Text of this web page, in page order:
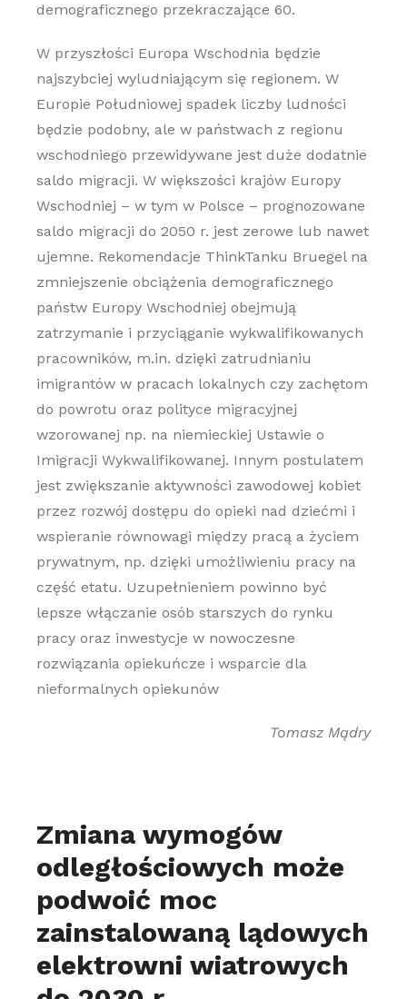
demograficznego przekraczające 60.
W przyszłości Europa Wschodnia będzie
najszybciej wyludniającym się regionem. W
Europie Południowej spadek liczby ludności
będzie podobny, ale w państwach z regionu
wschodniego przewidywane jest duże dodatnie
saldo migracji. W większości krajów Europy
Wschodniej – w tym w Polsce – prognozowane
saldo migracji do 2050 r. jest zerowe lub nawet
ujemne. Rekomendacje ThinkTanku Bruegel na
zmniejszenie obciążenia demograficznego
państw Europy Wschodniej obejmują
zatrzymanie i przyciąganie wykwalifikowanych
pracowników, m.in. dzięki zatrudnianiu
imigrantów w pracach lokalnych czy zachętom
do powrotu oraz polityce migracyjnej
wzorowanej np. na niemieckiej Ustawie o
Imigracji Wykwalifikowanej. Innym postulatem
jest zwiększanie aktywności zawodowej kobiet
przez rozwój dostępu do opieki nad dziećmi i
wspieranie równowagi między pracą a życiem
prywatnym, np. dzięki umożliwieniu pracy na
część etatu. Uzupełnieniem powinno być
lepsze włączanie osób starszych do rynku
pracy oraz inwestycje w nowoczesne
rozwiązania opiekuńcze i wsparcie dla
nieformalnych opiekunów
Tomasz Mądry
Zmiana wymogów
odległościowych może
podwoić moc
zainstalowaną lądowych
elektrowni wiatrowych